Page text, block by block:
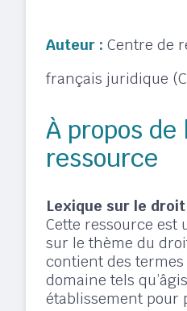
Auteur : Centre de
français juridique
À propos de
ressource
Lexique sur le
Cette ressource est
sur le thème du
contient des
domaine tels
établissement pour